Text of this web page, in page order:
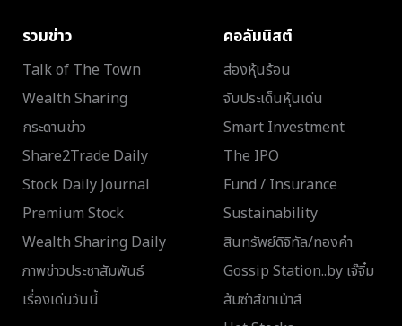
รวมข่าว
Talk of The Town
Wealth Sharing
กระดานข่าว
Share2Trade Daily
Stock Daily Journal
Premium Stock
Wealth Sharing Daily
ภาพข่าวประชาสัมพันธ์
เรื่องเด่นวันนี้
คอลัมนิสต์
ส่องหุ้นร้อน
จับประเด็นหุ้นเด่น
Smart Investment
The IPO
Fund / Insurance
Sustainability
สินทรัพย์ดิจิทัล/ทองคำ
Gossip Station..by เจ๊จิ๋ม
ส้มซ่าส์ขาเม้าส์